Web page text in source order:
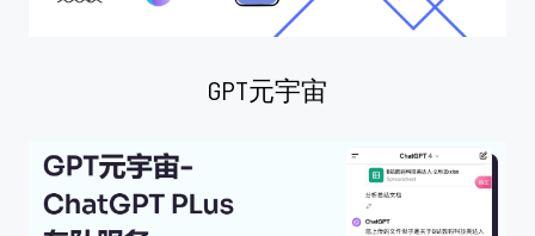
GPT元宇宙